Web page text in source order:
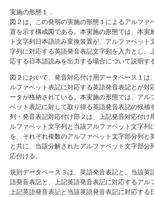
実施の形態１．
図２は、この発明の実施の形態１によるアルファ
置を示す構成図である。本実施の形態では、本実
ト文字列日本語読み変換装置が、アルファベット
字列に対応する英語発音表記文字列を入力とし、
応する日本語読みを出力する場合について説明す
図２において、発音対応付け用データベース１は
ルファベット表記に対応する英語発音表記とが対
ータが格納されている。本実施の形態では、アル
ベット表記に対して取り得る英語発音表記の候補
列・発音表記対応付け部２は、上記発音対応付け
ルファベット文字列と当該アルファベット文字列
を、それぞれ複数のアルファベット文字部分列と
と共に、当該分解されたアルファベット文字部分
応付ける。
規則データベース３は、英語発音表記と、当該英
語発音表記と、上記英語発音表記に対応するアル
上記英語発音表記と当該英語発音表記に対応する